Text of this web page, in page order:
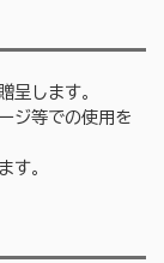
呈します。
ジ等での使用を
す。